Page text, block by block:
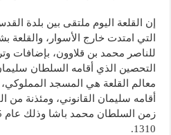
إن القلعة اليوم ملتقى بين بلدة
التي امتدت خارج الأسوار، والقلعة
للناصر محمد بن قلاوون، بإضافات
التحصين الذي أقامه السلطان
معالم القلعة هي المسجد
أقامه سليمان القانوني، ومئذنة من
1310.